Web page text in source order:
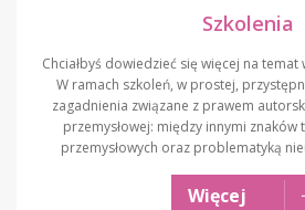
Szkolenia
Chciałbyś dowiedzieć się więcej na temat
W ramach szkoleń, w prostej,
zagadnienia związane z prawem
przemysłowej: między innymi
przemysłowych oraz problematyką
Więcej